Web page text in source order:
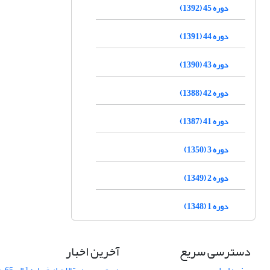
دوره 45 (1392)
دوره 44 (1391)
دوره 43 (1390)
دوره 42 (1388)
دوره 41 (1387)
دوره 3 (1350)
دوره 2 (1349)
دوره 1 (1348)
دسترسی سریع آخرین اخبار